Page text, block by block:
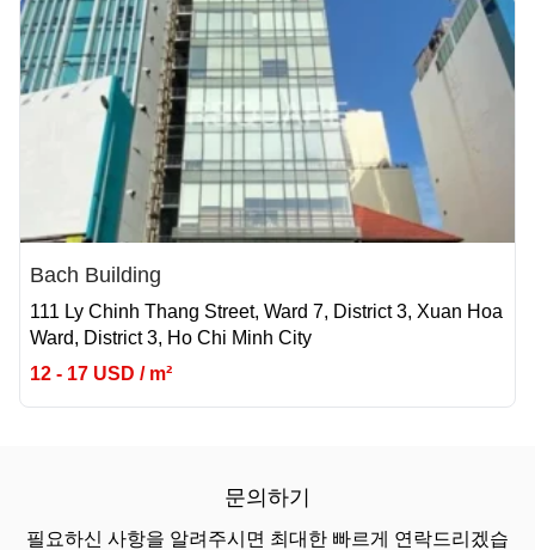
Bach Building
111 Ly Chinh Thang Street, Ward 7, District 3, Xuan Hoa
Ward, District 3, Ho Chi Minh City
12 - 17 USD / m²
문의하기
필요하신 사항을 알려주시면 최대한 빠르게 연락드리겠습